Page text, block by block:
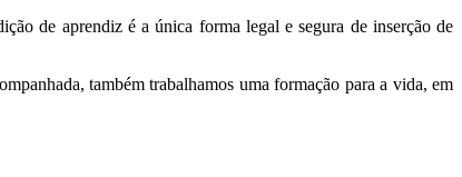
de aprendiz é a única forma legal e segura de inserção de
também trabalhamos uma formação para a vida, em